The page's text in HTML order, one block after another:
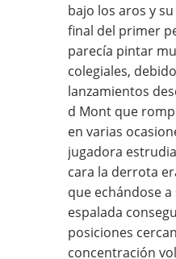
bajo los aros y
final del primer
parecía pintar
colegiales,
lanzamientos
d Mont que
en varias
jugadora
cara la derrota
que echándose
espalada
posiciones
concentración